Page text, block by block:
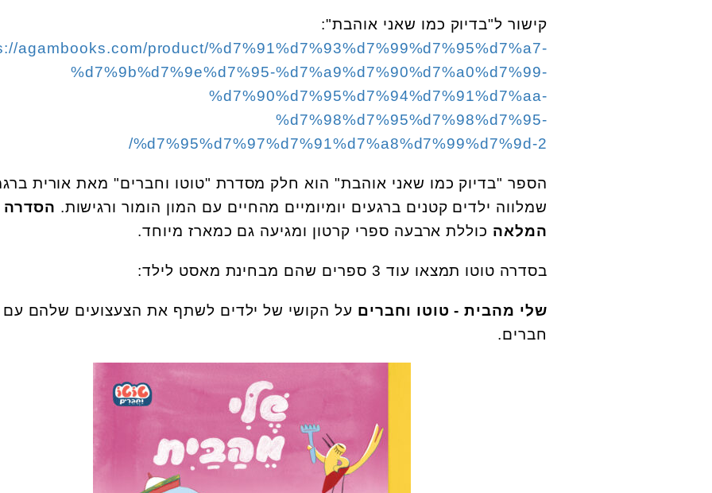
קישור ל"בדיוק כמו שאני אוהבת":
agambooks.com/product/%d7%91%d7%93%d7%99%d7%95%d7%a7-
%d7%9b%d7%9e%d7%95-%d7%a9%d7%90%d7%a0%d7%99-
%d7%90%d7%95%d7%94%d7%91%d7%aa-
%d7%98%d7%95%d7%98%d7%95-
%d7%95%d7%97%d7%91%d7%a8%d7%99%d7%9d-2/
הספר "בדיוק כמו שאני אוהבת" הוא חלק מסדרת "טוטו וחברים" מאת אורית
שמלווה ילדים קטנים ברגעים יומיומיים מהחיים עם המון הומור ורגישות. הסדרה
המלאה כוללת ארבעה ספרי קרטון ומגיעה גם כמארז מיוחד.
בסדרה טוטו תמצאו עוד 3 ספרים שהם מבחינת מאסט לילד:
שלי מהבית - טוטו וחברים על הקושי של ילדים לשתף את הצעצועים שלהם עם
חברים.